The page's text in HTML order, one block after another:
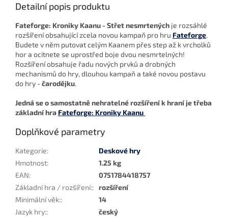
Detailní popis produktu
Fateforge: Kroniky Kaanu - Střet nesmrtených je rozsáhlé
rozšíření obsahující zcela novou kampaň pro hru Fateforge.
Budete v něm putovat celým Kaanem přes step až k vrcholků
hor a ocitnete se uprostřed boje dvou nesmrtelných!
Rozšíření obsahuje řadu nových prvků a drobných
mechanismů do hry, dlouhou kampaň a také novou postavu
do hry -čarodějku.
Jedná se o samostatně nehratelné rozšíření k hraní je třeba
základní hra Fateforge: Kroniky Kaanu
Doplňkové parametry
Kategorie:
Deskové hry
Hmotnost:
1.25 kg
EAN:
0751784418757
Základní hra / rozšíření:: rozšíření
Minimální věk::
14
Jazyk hry::
český